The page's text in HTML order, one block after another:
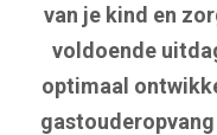
van je kind en
voldoende
optimaal